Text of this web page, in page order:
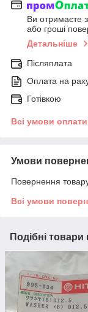
Ви отримаєте
або гроші
Детальніше
Післяплата
Оплата на
Готівкою
Всі умови оплати
Умови
Повернення
Всі умови
Подібні товари